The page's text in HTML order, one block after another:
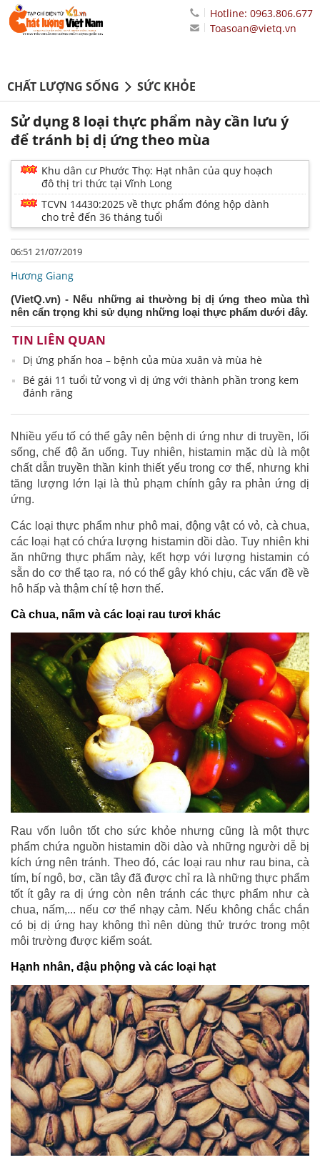
Hotline: 0963.806.677
Toasoan@vietq.vn
CHẤT LƯỢNG SỐNG SỨC KHỎE
Sử dụng 8 loại thực phẩm này cần lưu ý
để tránh bị dị ứng theo mùa
Khu dân cư Phước Thọ: Hạt nhân của quy hoạch
đô thị tri thức tại Vĩnh Long
TCVN 14430:2025 về thực phẩm đóng hộp dành
cho trẻ đến 36 tháng tuổi
06:51 21/07/2019
Hương Giang
(VietQ.vn) - Nếu những ai thường bị dị ứng theo mùa thì
nên cẩn trọng khi sử dụng những loại thực phẩm dưới đây.
TIN LIÊN QUAN
Dị ứng phấn hoa – bệnh của mùa xuân và mùa hè
Bé gái 11 tuổi tử vong vì dị ứng với thành phần trong kem
đánh răng
Nhiều yếu tố có thể gây nên bệnh di ứng như di truyền, lối
sống, chế độ ăn uống. Tuy nhiên, histamin mặc dù là một
chất dẫn truyền thần kinh thiết yếu trong cơ thể, nhưng khi
tăng lượng lớn lại là thủ phạm chính gây ra phản ứng dị
ứng.
Các loại thực phẩm như phô mai, động vật có vỏ, cà chua,
các loại hạt có chứa lượng histamin dồi dào. Tuy nhiên khi
ăn những thực phẩm này, kết hợp với lượng histamin có
sẵn do cơ thể tạo ra, nó có thể gây khó chịu, các vấn đề về
hô hấp và thậm chí tệ hơn thế.
Cà chua, nấm và các loại rau tươi khác
Rau vốn luôn tốt cho sức khỏe nhưng cũng là một thực
phẩm chứa nguồn histamin dồi dào và những người dễ bị
kích ứng nên tránh. Theo đó, các loại rau như rau bina, cà
tím, bí ngô, bơ, cần tây đã được chỉ ra là những thực phẩm
tốt ít gây ra dị ứng còn nên tránh các thực phẩm như cà
chua, nấm,... nếu cơ thể nhạy cảm. Nếu không chắc chắn
có bị dị ứng hay không thì nên dùng thử trước trong một
môi trường được kiểm soát.
Hạnh nhân, đậu phộng và các loại hạt